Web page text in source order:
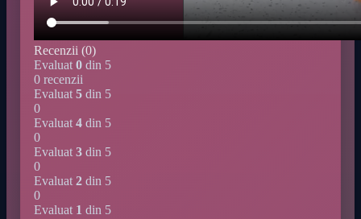
Recenzii (0)
Evaluat 0 din 5
0 recenzii
Evaluat 5 din 5
0
Evaluat 4 din 5
0
Evaluat 3 din 5
0
Evaluat 2 din 5
0
Evaluat 1 din 5